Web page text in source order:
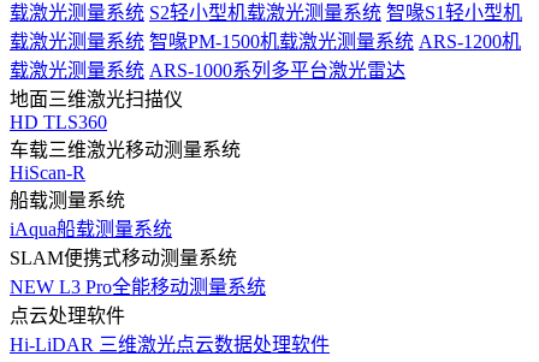
载激光测量系统 S2轻小型机载激光测量系统 智喙S1轻小型机
载激光测量系统 智喙PM-1500机载激光测量系统 ARS-1200机
载激光测量系统 ARS-1000系列多平台激光雷达
地面三维激光扫描仪
HD TLS360
车载三维激光移动测量系统
HiScan-R
船载测量系统
iAqua船载测量系统
SLAM便携式移动测量系统
NEW L3 Pro全能移动测量系统
点云处理软件
Hi-LiDAR 三维激光点云数据处理软件